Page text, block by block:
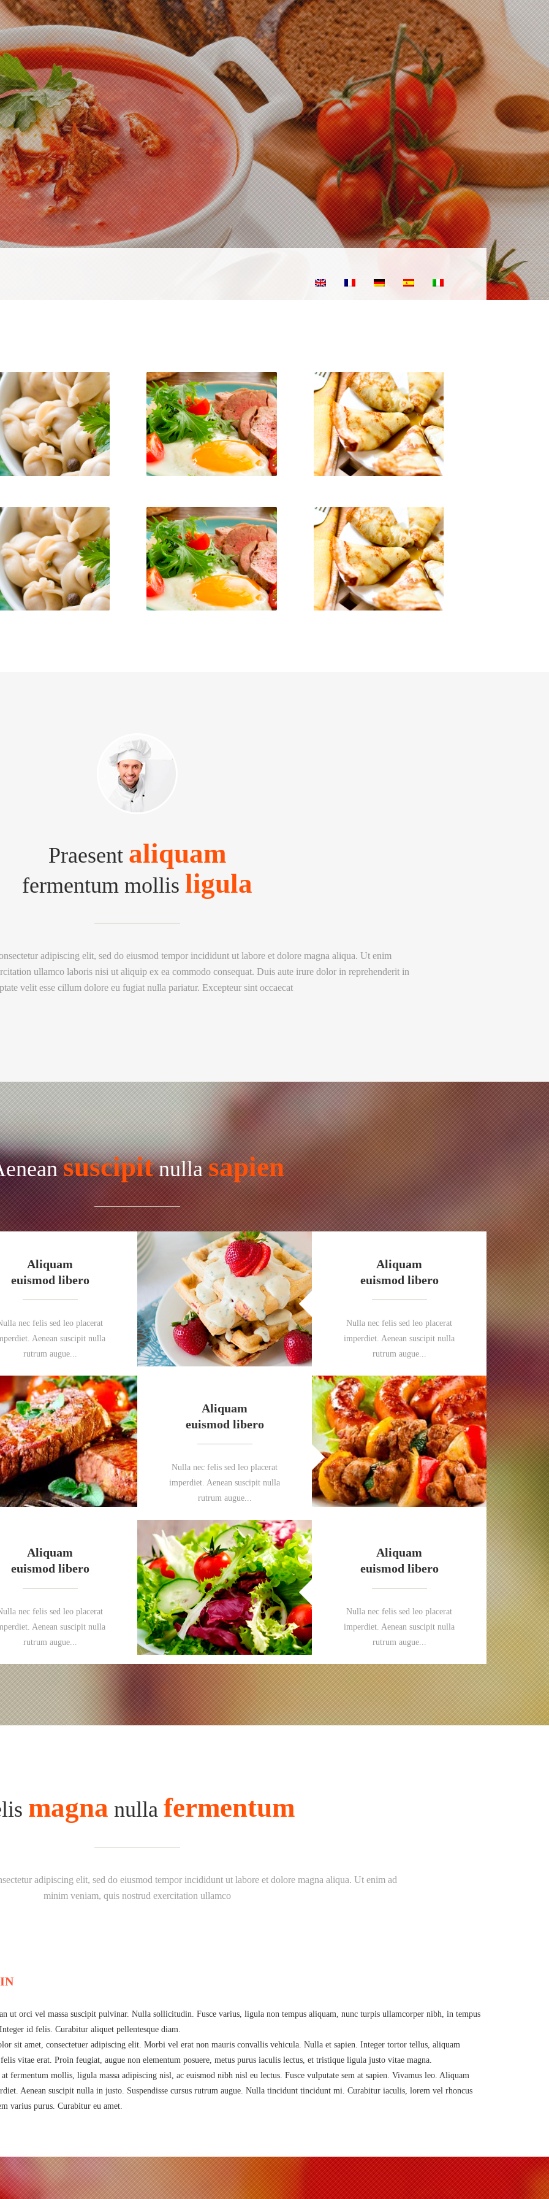
Praesent aliquam
fermentum mollis ligula
adipiscing elit, sed do eiusmod tempor incididunt ut labore et dolore magna aliqua. Ut enim
ullamco laboris nisi ut aliquip ex ea commodo consequat. Duis aute irure dolor in reprehenderit in
velit esse cillum dolore eu fugiat nulla pariatur. Excepteur sint occaecat
suscipitnullasapien
Aliquam
euismod libero
nec felis sed leo placerat
Aenean suscipit nulla
rutrum augue...
Aliquam
euismod libero
Nulla nec felis sed leo placerat
imperdiet. Aenean suscipit nulla
rutrum augue...
Aliquam
euismod libero
Nulla nec felis sed leo placerat
imperdiet. Aenean suscipit nulla
rutrum augue...
Aliquam
euismod libero
nec felis sed leo placerat
Aenean suscipit nulla
rutrum augue...
Aliquam
euismod libero
Nulla nec felis sed leo placerat
imperdiet. Aenean suscipit nulla
rutrum augue...
magna nulla fermentum
adipiscing elit, sed do eiusmod tempor incididunt ut labore et dolore magna aliqua. Ut enim ad
minim veniam, quis nostrud exercitation ullamco
ut orci vel massa suscipit pulvinar. Nulla sollicitudin. Fusce varius, ligula non tempus aliquam, nunc turpis ullamcorper nibh, in tempus
id felis. Curabitur aliquet pellentesque diam.
sit amet, consectetuer adipiscing elit. Morbi vel erat non mauris convallis vehicula. Nulla et sapien. Integer tortor tellus, aliquam
vitae erat. Proin feugiat, augue non elementum posuere, metus purus iaculis lectus, et tristique ligula justo vitae magna.
fermentum mollis, ligula massa adipiscing nisl, ac euismod nibh nisl eu lectus. Fusce vulputate sem at sapien. Vivamus leo. Aliquam
Aenean suscipit nulla in justo. Suspendisse cursus rutrum augue. Nulla tincidunt tincidunt mi. Curabitur iaculis, lorem vel rhoncus
varius purus. Curabitur eu amet.